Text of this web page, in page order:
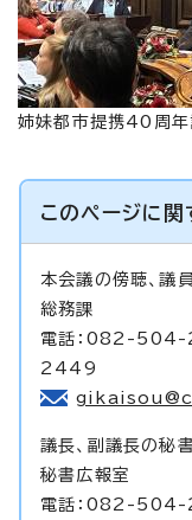
姉妹都市提携40周年
このページに関
本会議の傍聴、議
総務課
電話：082-
2449
議長、副議長の秘
秘書広報室
電話：082-504-